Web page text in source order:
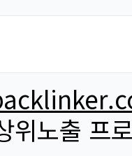
위노출 프